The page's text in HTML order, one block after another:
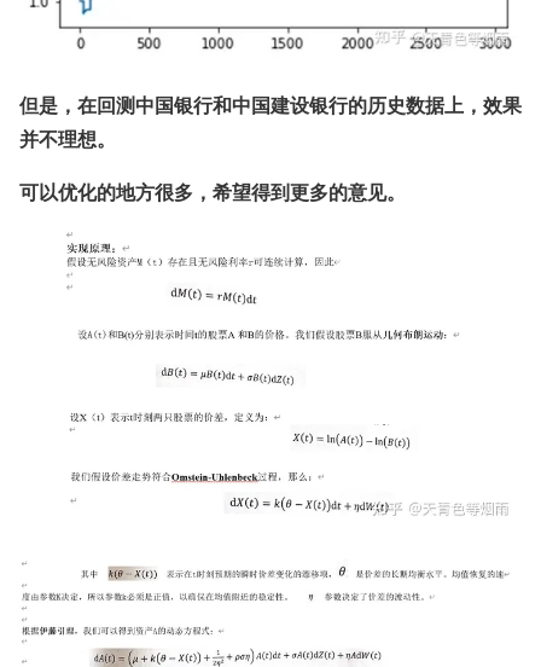
但是，在回测中国银行和中国建设银行的历史数据上，效果
并不理想。
可以优化的地方很多，希望得到更多的意见。